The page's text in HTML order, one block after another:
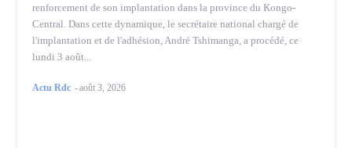
renforcement de son implantation dans la province du Kongo-
Central. Dans cette dynamique, le secrétaire national chargé de
l'implantation et de l'adhésion, André Tshimanga, a procédé, ce
lundi 3 août...
Actu Rdc -août 3, 2026